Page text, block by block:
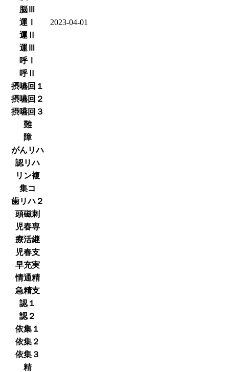
脳Ⅲ
運Ⅰ
2023-04-01
運Ⅱ
運Ⅲ
呼Ⅰ
呼Ⅱ
摂嚥回１
摂嚥回２
摂嚥回３
難
障
がんリハ
認リハ
リン複
集コ
歯リハ２
頭磁刺
児春専
療活継
児春支
早充実
情通精
急精支
認１
認２
依集１
依集２
依集３
精